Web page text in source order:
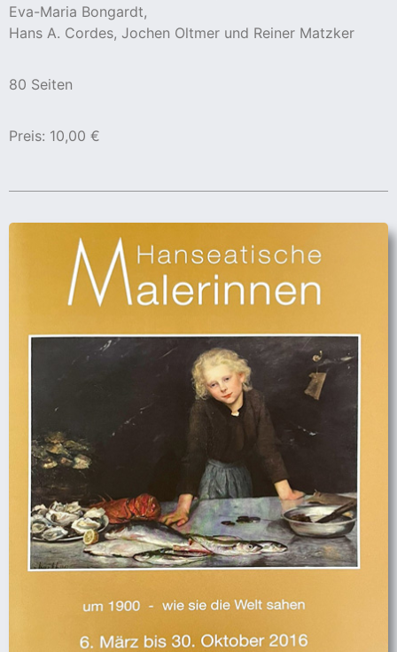
Eva-Maria Bongardt,
Hans A. Cordes, Jochen Oltmer und Reiner Matzker
80 Seiten
Preis: 10,00 €